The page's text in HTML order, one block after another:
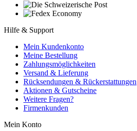
Hilfe & Support
Mein Kundenkonto
Meine Bestellung
Zahlungsmöglichkeiten
Versand & Lieferung
Rücksendungen & Rückerstattungen
Aktionen & Gutscheine
Weitere Fragen?
Firmenkunden
Mein Konto